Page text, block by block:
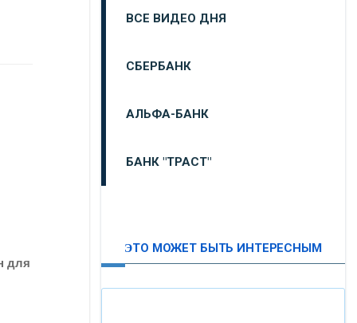
для
ВСЕ ВИДЕО ДНЯ
СБЕРБАНК
АЛЬФА-БАНК
БАНК "ТРАСТ"
ЭТО МОЖЕТ БЫТЬ ИНТЕРЕСНЫМ